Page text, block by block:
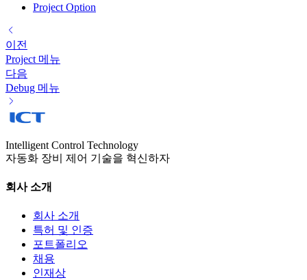
Project Option
이전
Project 메뉴
다음
Debug 메뉴
Intelligent Control Technology
자동화 장비 제어 기술을 혁신하자
회사 소개
회사 소개
특허 및 인증
포트폴리오
채용
인재상